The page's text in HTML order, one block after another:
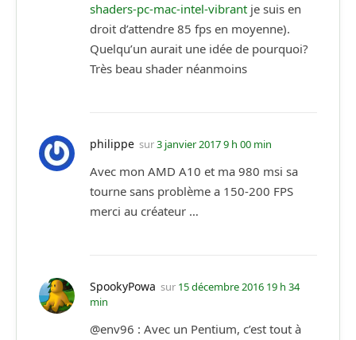
shaders-pc-mac-intel-vibrant je suis en
droit d’attendre 85 fps en moyenne).
Quelqu’un aurait une idée de pourquoi?
Très beau shader néanmoins
philippe sur3 janvier 2017 9 h 00 min
Avec mon AMD A10 et ma 980 msi sa
tourne sans problème a 150-200 FPS
merci au créateur …
SpookyPowa sur 15 décembre 2016 19 h 34
min
@env96 : Avec un Pentium, c’est tout à